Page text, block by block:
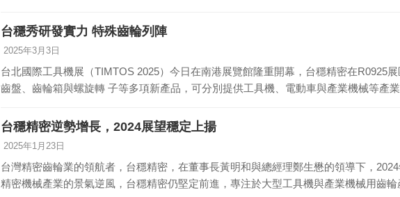
台穩秀研發實力 特殊齒輪列陣
2025年3月3日
台北國際工具機展（TIMTOS 2025）今日在南港展覽館隆重開幕，台穩精密在R0925
齒盤、齒輪箱與螺旋轉 子等多項新產品，可分別提供工具機、電動車與產業機械等產
台穩精密逆勢增長，2024展望穩定上揚
2025年1月23日
台灣精密齒輪業的領航者，台穩精密，在董事長黃明和與總經理鄭生懋的領導下，
精密機械產業的景氣逆風，台穩精密仍堅定前進，專注於大型工具機與產業機械用齒